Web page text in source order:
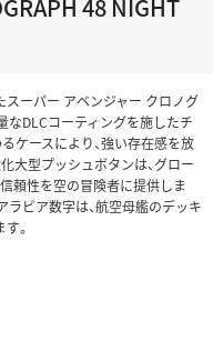
48 NIGHT
ーパー アベンジャー クロノグ
なDLCコーティングを施したチ
ケースにより、強い存在感を放
大型プッシュボタンは、グロー
頼性を空の冒険者に提供しま
ビア数字は、航空母艦のデッキ
。